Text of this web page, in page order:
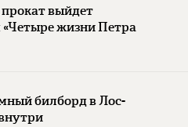
прокат выйдет
жизни Петра
билборд в Лос-